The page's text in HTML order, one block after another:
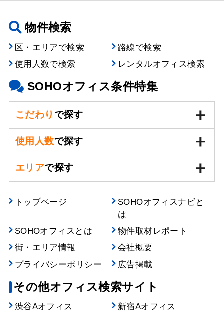
物件検索
区・エリアで検索
路線で検索
使用人数で検索
レンタルオフィス検索
SOHOオフィス条件特集
こだわり で探す
使用人数で探す
エリアで探す
トップページ
SOHOオフィスナビと
は
SOHOオフィスとは
物件取材レポート
街・エリア情報
会社概要
プライバシーポリシー
広告掲載
その他オフィス検索サイト
渋谷Aオフィス 新宿Aオフィス